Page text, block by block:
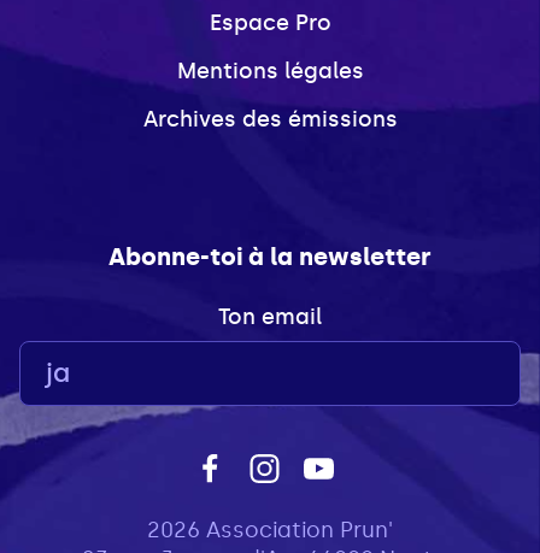
Espace Pro
Mentions légales
Archives des émissions
Abonne-toi à la newsletter
Ton email
2026 Association Prun'